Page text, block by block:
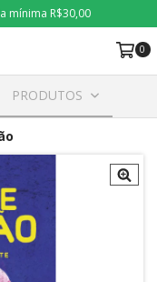
mínima R$30,00
0
PRODUTOS